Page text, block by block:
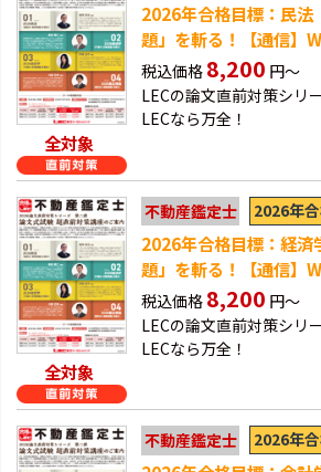
全対象
2026年合格目標：民法
題」を斬る！【通信】
税込価格 8,200 円～
LECの論文直前対策シリ
LECなら万全！
全対象
不動産鑑定士 2026年
2026年合格目標：経済
題」を斬る！【通信】
税込価格 8,200 円～
LECの論文直前対策シリ
LECなら万全！
不動産鑑定士 2026年